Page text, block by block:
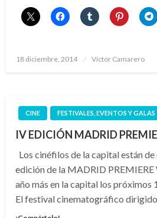
Publicado
18 diciembre, 2014 Víctor Camarero
CINE FESTIVALES, EVENTOS Y GALAS
IV EDICIÓN MADRID
Los cinéfilos de la capital están
edición de la MADRID PREMIERE
año más en la capital los próximos
El festival cinematográfico dirigido